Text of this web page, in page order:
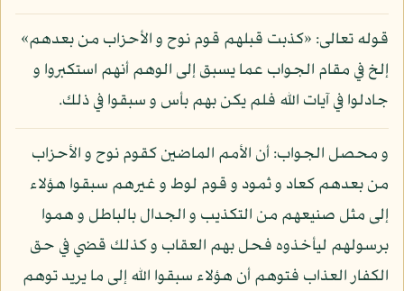
قوله تعالى: «كذبت قبلهم قوم نوح و الأحزاب من بعدهم»
إلخ في مقام الجواب عما يسبق إلى الوهم أنهم استكبروا و
جادلوا في آيات الله فلم يكن بهم بأس و سبقوا في ذلك.
و محصل الجواب: أن الأمم الماضين كقوم نوح و الأحزاب
من بعدهم كعاد و ثمود و قوم لوط و غيرهم سبقوا هؤلاء
إلى مثل صنيعهم من التكذيب و الجدال بالباطل و هموا
برسولهم ليأخذوه فحل بهم العقاب و كذلك قضي في حق
الكفار العذاب فتوهم أن هؤلاء سبقوا الله إلى ما يريد توهم